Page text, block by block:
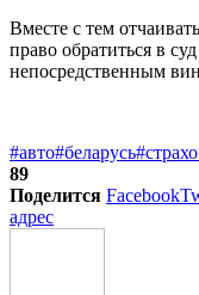
Вместе с тем
право обратиться в
непосредственным
#авто#беларусь
89
Поделится Facebook
адрес